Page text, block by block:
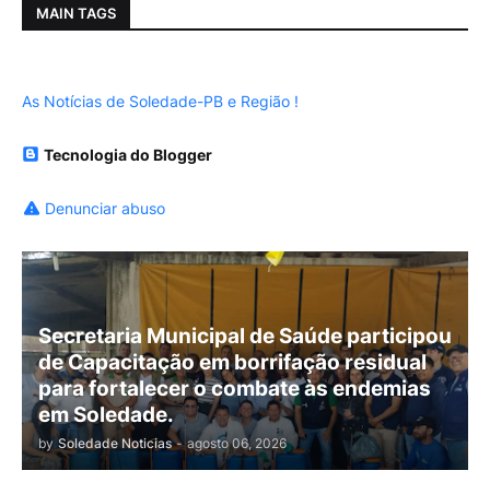
MAIN TAGS
As Notícias de Soledade-PB e Região !
Tecnologia do Blogger
Denunciar abuso
Secretaria Municipal de Saúde participou
de Capacitação em borrifação residual
para fortalecer o combate às endemias
em Soledade.
by Soledade Noticias - agosto 06, 2026